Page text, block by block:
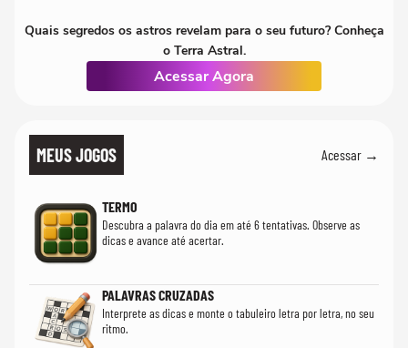
Quais segredos os astros revelam para o seu futuro? Conheça
o Terra Astral.
Acessar Agora
MEUS JOGOS Acessar →
TERMO
Descubra a palavra do dia em até 6 tentativas. Observe as
dicas e avance até acertar.
PALAVRAS CRUZADAS
Interprete as dicas e monte o tabuleiro letra por letra, no seu
ritmo.